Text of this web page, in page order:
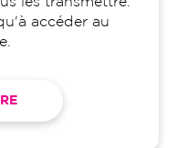
accéder au